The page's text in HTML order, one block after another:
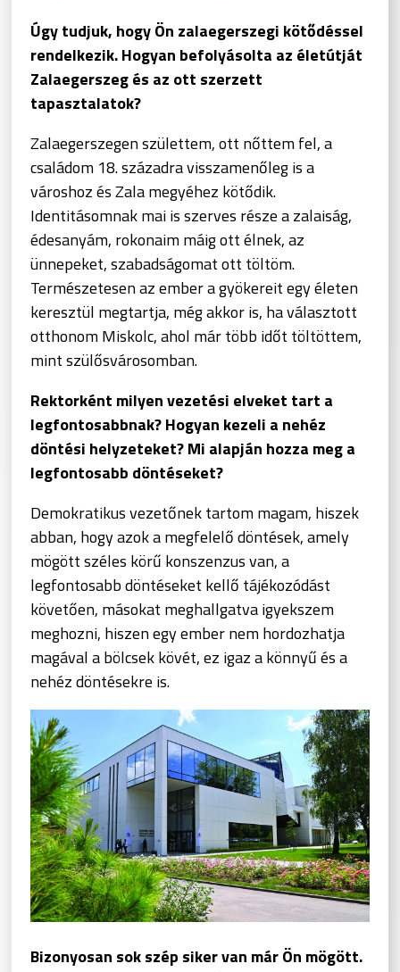
Úgy tudjuk, hogy Ön zalaegerszegi kötődéssel
rendelkezik. Hogyan befolyásolta az életútját
Zalaegerszeg és az ott szerzett
tapasztalatok?
Zalaegerszegen születtem, ott nőttem fel, a
családom 18. századra visszamenőleg is a
városhoz és Zala megyéhez kötődik.
Identitásomnak mai is szerves része a zalaiság,
édesanyám, rokonaim máig ott élnek, az
ünnepeket, szabadságomat ott töltöm.
Természetesen az ember a gyökereit egy életen
keresztül megtartja, még akkor is, ha választott
otthonom Miskolc, ahol már több időt töltöttem,
mint szülősvárosomban.
Rektorként milyen vezetési elveket tart a
legfontosabbnak? Hogyan kezeli a nehéz
döntési helyzeteket? Mi alapján hozza meg a
legfontosabb döntéseket?
Demokratikus vezetőnek tartom magam, hiszek
abban, hogy azok a megfelelő döntések, amely
mögött széles körű konszenzus van, a
legfontosabb döntéseket kellő tájékozódást
követően, másokat meghallgatva igyekszem
meghozni, hiszen egy ember nem hordozhatja
magával a bölcsek kövét, ez igaz a könnyű és a
nehéz döntésekre is.
Bizonyosan sok szép siker van már Ön mögött.